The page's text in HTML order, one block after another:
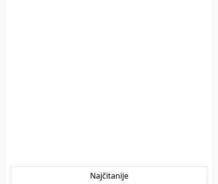
Najčitanije